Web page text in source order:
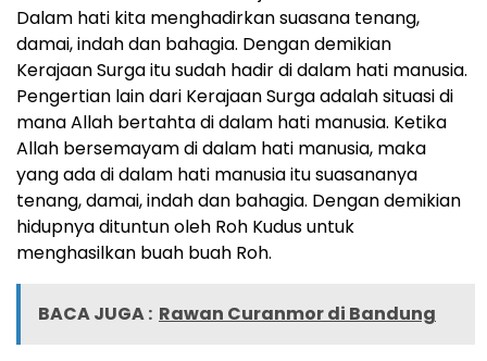
Dalam hati kita menghadirkan suasana tenang,
damai, indah dan bahagia. Dengan demikian
Kerajaan Surga itu sudah hadir di dalam hati manusia.
Pengertian lain dari Kerajaan Surga adalah situasi di
mana Allah bertahta di dalam hati manusia. Ketika
Allah bersemayam di dalam hati manusia, maka
yang ada di dalam hati manusia itu suasananya
tenang, damai, indah dan bahagia. Dengan demikian
hidupnya dituntun oleh Roh Kudus untuk
menghasilkan buah buah Roh.
BACA JUGA : Rawan Curanmor di Bandung